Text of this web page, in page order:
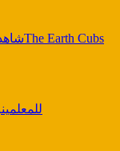
The Earth Cubs
للمعلمين